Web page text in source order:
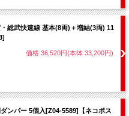
総武快速線 基本(8両)＋増結(3両) 11
価格:36,520円(本体 33,200円)
ンパー 5個入[Z04-5589]【ネコポス